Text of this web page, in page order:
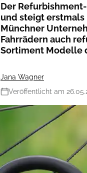
Der
und steigt
Münchner
Fahrrädern auch
Sortiment Modelle
Jana Wagner
Veröffentlicht am